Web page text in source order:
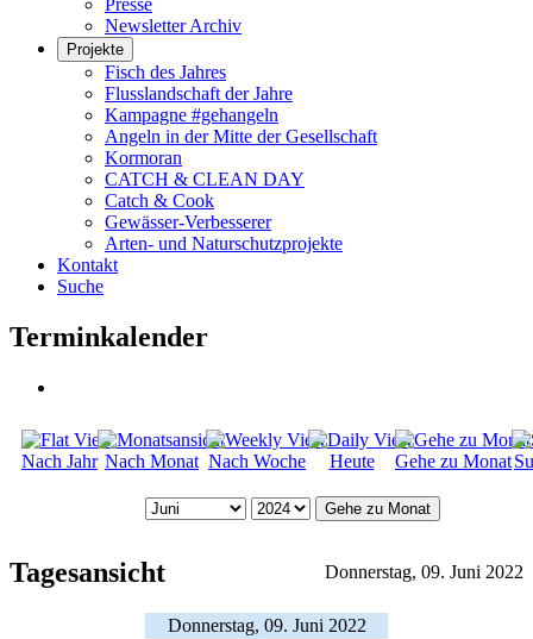
Presse
Newsletter Archiv
Projekte
Fisch des Jahres
Flusslandschaft der Jahre
Kampagne #gehangeln
Angeln in der Mitte der Gesellschaft
Kormoran
CATCH & CLEAN DAY
Catch & Cook
Gewässer-Verbesserer
Arten- und Naturschutzprojekte
Kontakt
Suche
Terminkalender
Nach Jahr Nach Monat Nach Woche Heute Gehe zu Monat
Gehe zu Monat
Tagesansicht Donnerstag, 09. Juni 2022
Donnerstag, 09. Juni 2022